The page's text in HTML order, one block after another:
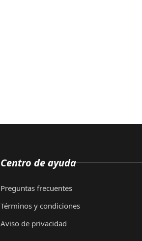
Centro de ayuda
Preguntas frecuentes
Términos y condiciones
Aviso de privacidad